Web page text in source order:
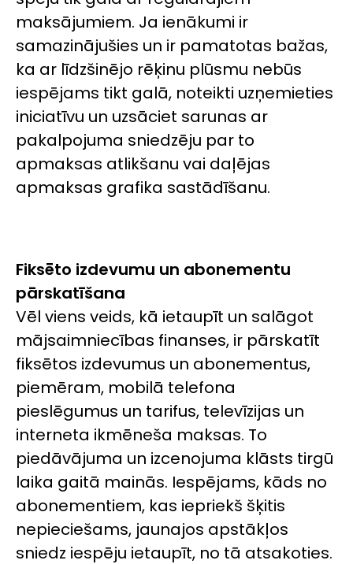
maksājumiem. Ja ienākumi ir
samazinājušies un ir pamatotas bažas,
ka ar līdzšinējo rēķinu plūsmu nebūs
iespējams tikt galā, noteikti uzņemieties
iniciatīvu un uzsāciet sarunas ar
pakalpojuma sniedzēju par to
apmaksas atlikšanu vai daļējas
apmaksas grafika sastādīšanu.
Fiksēto izdevumu un abonementu
pārskatīšana
Vēl viens veids, kā ietaupīt un salāgot
mājsaimniecības finanses, ir pārskatīt
fiksētos izdevumus un abonementus,
piemēram, mobilā telefona
pieslēgumus un tarifus, televīzijas un
interneta ikmēneša maksas. To
piedāvājuma un izcenojuma klāsts tirgū
laika gaitā mainās. Iespējams, kāds no
abonementiem, kas iepriekš šķitis
nepieciešams, jaunajos apstākļos
sniedz iespēju ietaupīt, no tā atsakoties.